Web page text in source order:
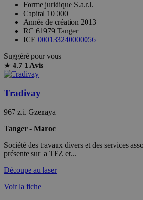
Forme juridique S.a.r.l.
Capital 10 000
Année de création 2013
RC 61979 Tanger
ICE 000133240000056
Suggéré pour vous
★ 4.7 1 Avis
Tradivay
967 z.i. Gzenaya
Tanger - Maroc
Société des travaux divers et des services
présente sur la TFZ et...
Découpe au laser
Voir la fiche